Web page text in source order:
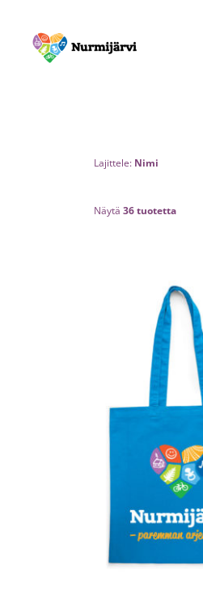
content
Lajittele: Nimi
Näytä 36 tuotetta
VALITSE VAIHTOEHDOISTA